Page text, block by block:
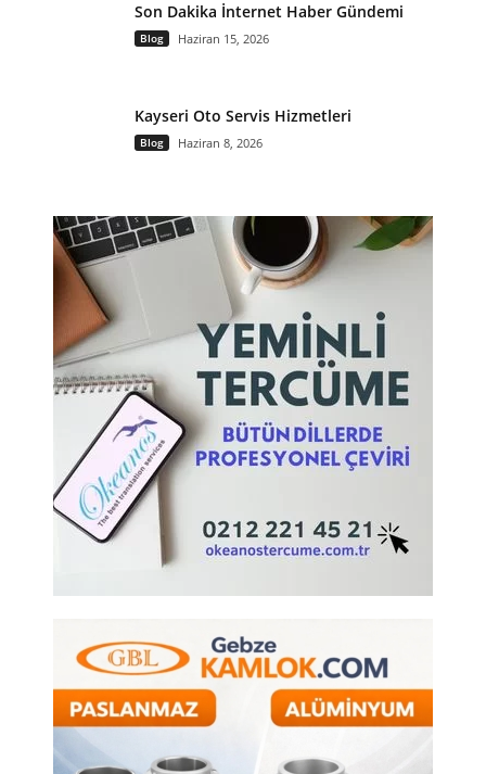
Son Dakika İnternet Haber Gündemi
Blog Haziran 15, 2026
Kayseri Oto Servis Hizmetleri
Blog Haziran 8, 2026